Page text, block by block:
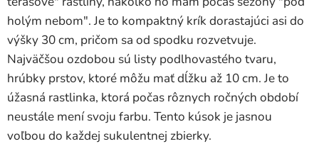
holým nebom". Je to kompaktný krík dorastajúci asi do
výšky 30 cm, pričom sa od spodku rozvetvuje.
Najväčšou ozdobou sú listy podlhovastého tvaru,
hrúbky prstov, ktoré môžu mať dĺžku až 10 cm. Je to
úžasná rastlinka, ktorá počas rôznych ročných období
neustále mení svoju farbu. Tento kúsok je jasnou
voľbou do každej sukulentnej zbierky.